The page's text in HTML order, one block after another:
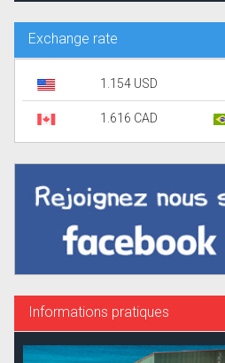
Exchange rate
1.154 USD
1.616 CAD
Informations pratiques